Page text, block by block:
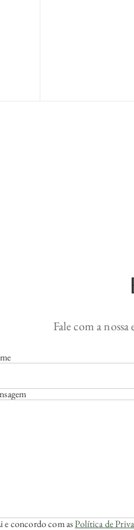
Fale com a
e concordo com asPolítica de